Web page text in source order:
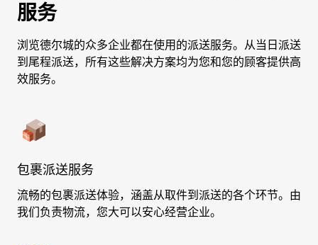
服务
浏览德尔城的众多企业都在使用的派送服务。从当日派送
到尾程派送，所有这些解决方案均为您和您的顾客提供高
效服务。
包裹派送服务
流畅的包裹派送体验，涵盖从取件到派送的各个环节。由
我们负责物流，您大可以安心经营企业。